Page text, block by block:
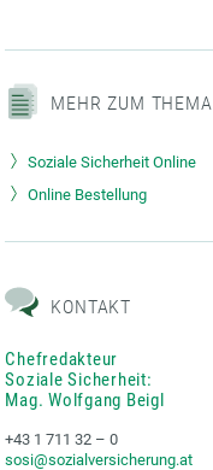
MEHR ZUM THEMA
Soziale Sicherheit Online
Online Bestellung
KONTAKT
Chefredakteur
Soziale Sicherheit:
Mag. Wolfgang Beigl
+43 1 711 32 – 0
sosi@sozialversicherung.at